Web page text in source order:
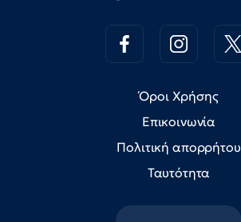
Όροι Χρήσης
Επικοινωνία
Πολιτική απορρήτου
Ταυτότητα